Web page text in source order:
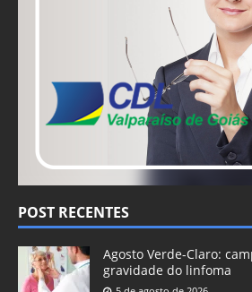
POST RECENTES
Agosto Verde-Claro:
gravidade do linfoma